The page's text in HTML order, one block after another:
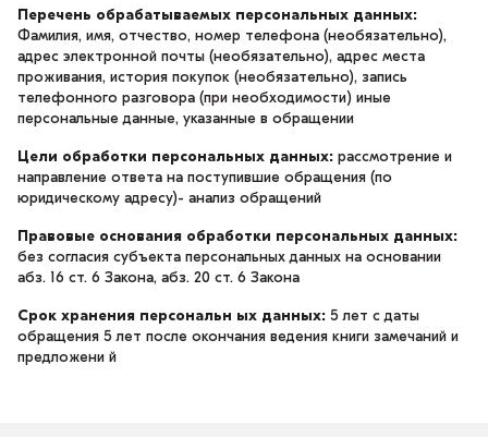
Перечень обрабатываемых персональных данных:
Фамилия, имя, отчество, номер телефона (необязательно),
адрес электронной почты (необязательно), адрес места
проживания, история покупок (необязательно), запись
телефонного разговора (при необходимости) иные
персональные данные, указанные в обращении
Цели обработки персональных данных: рассмотрение и
направление ответа на поступившие обращения (по
юридическому адресу)- анализ обращений
Правовые основания обработки персональных данных:
без согласия субъекта персональных данных на основании
абз. 16 ст. 6 Закона, абз. 20 ст. 6 Закона
Срок хранения персональн ых данных: 5 лет с даты
обращения 5 лет после окончания ведения книги замечаний и
предложени й